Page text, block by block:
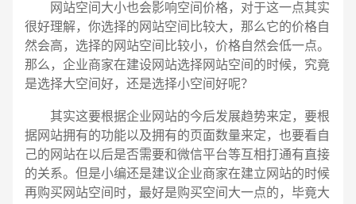
网站空间大小也会影响空间价格，对于这一点其实
很好理解，你选择的网站空间比较大，那么它的价格自
然会高，选择的网站空间比较小，价格自然会低一点。
那么，企业商家在建设网站选择网站空间的时候，究竟
是选择大空间好，还是选择小空间好呢？
其实这要根据企业网站的今后发展趋势来定，要根
据网站拥有的功能以及拥有的页面数量来定，也要看自
己的网站在以后是否需要和微信平台等互相打通有直接
的关系。但是小编还是建议企业商家在建立网站的时候
再购买网站空间时，最好是购买空间大一点的，毕竟大
电话 微信号